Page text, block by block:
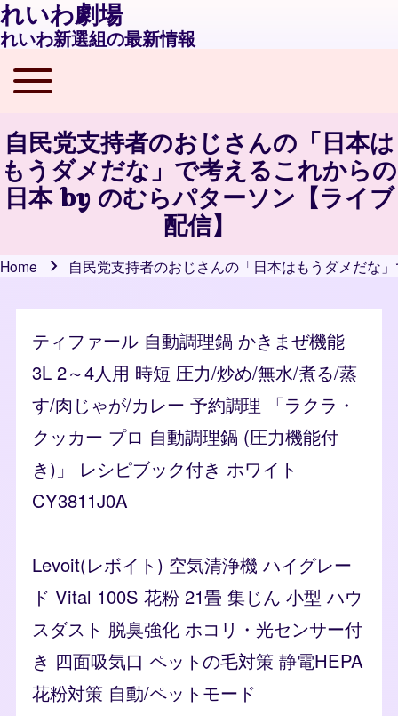
れいわ劇場
れいわ新選組の最新情報
Main navigation
Toggle main menu
自民党支持者のおじさんの「日本は
もうダメだな」で考えるこれからの
日本 by のむらパターソン【ライブ
配信】
Home 自民党支持者のおじさんの「日本はもうダメだな
ティファール 自動調理鍋 かきまぜ機能
3L 2～4人用 時短 圧力/炒め/無水/煮る/蒸
す/肉じゃが/カレー 予約調理 「ラクラ・
クッカー プロ 自動調理鍋 (圧力機能付
き)」 レシピブック付き ホワイト
CY3811J0A
Levoit(レボイト) 空気清浄機 ハイグレー
ド Vital 100S 花粉 21畳 集じん 小型 ハウ
スダスト 脱臭強化 ホコリ・光センサー付
き 四面吸気口 ペットの毛対策 静電HEPA
花粉対策 自動/ペットモード